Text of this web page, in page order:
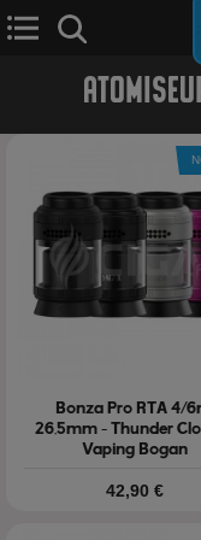
E-Cigarette
Ciga +
Bonza Pro RTA 4/
26.5mm - Thunder
Vaping Bogan
Prix
42,90 €